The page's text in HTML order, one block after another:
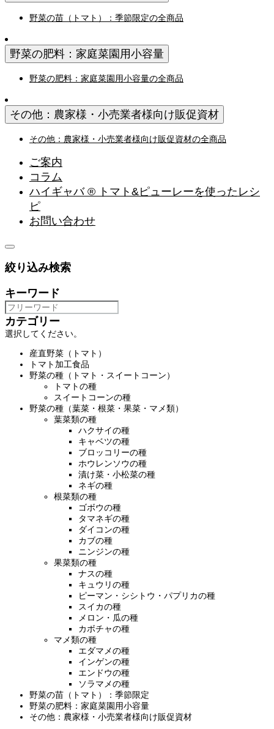
野菜の苗（トマト）：季節限定の全商品
野菜の肥料：家庭菜園用小容量
野菜の肥料：家庭菜園用小容量の全商品
その他：農家様・小売業者様向け販促資材
その他：農家様・小売業者様向け販促資材の全商品
ご案内
コラム
ハイギャバ ® トマト&ピューレーを使ったレシ
ピ
お問い合わせ
絞り込み検索
キーワード
カテゴリー
選択してください。
産直野菜（トマト）
トマト加工食品
野菜の種（トマト・スイートコーン）
トマトの種
スイートコーンの種
野菜の種（葉菜・根菜・果菜・マメ類）
葉菜類の種
ハクサイの種
キャベツの種
ブロッコリーの種
ホウレンソウの種
漬け菜・小松菜の種
ネギの種
根菜類の種
ゴボウの種
タマネギの種
ダイコンの種
カブの種
ニンジンの種
果菜類の種
ナスの種
キュウリの種
ピーマン・シシトウ・パプリカの種
スイカの種
メロン・瓜の種
カボチャの種
マメ類の種
エダマメの種
インゲンの種
エンドウの種
ソラマメの種
野菜の苗（トマト）：季節限定
野菜の肥料：家庭菜園用小容量
その他：農家様・小売業者様向け販促資材